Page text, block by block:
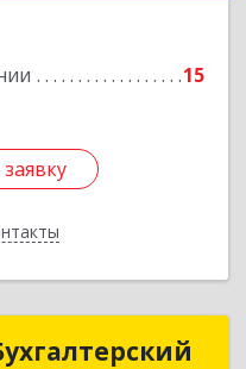
15